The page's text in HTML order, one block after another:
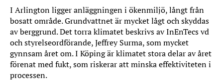
I Arlington ligger anläggningen i ökenmiljö, långt från
bosatt område. Grundvattnet är mycket lågt och skyddas
av berggrund. Det torra klimatet beskrivs av InEnTecs vd
och styrelseordförande, Jeffrey Surma, som mycket
gynnsam året om. I Köping är klimatet stora delar av året
förenat med fukt, som riskerar att minska effektiviteten i
processen.